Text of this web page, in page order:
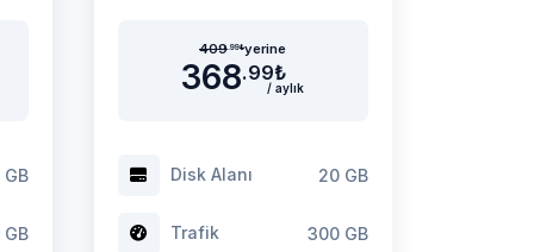
GB
GB
368.99₺
/ aylık
409 .99₺yerine
Disk Alanı 20 GB
Trafik 300 GB